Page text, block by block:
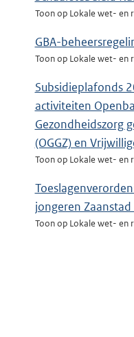
Toon op Lokale wet- en
GBA-
Toon op Lokale wet- en
Subsidieplafonds
activiteiten
Gezondheidszorg
(OGGZ) en
Toon op Lokale wet- en
jongeren
Toon op Lokale wet- en